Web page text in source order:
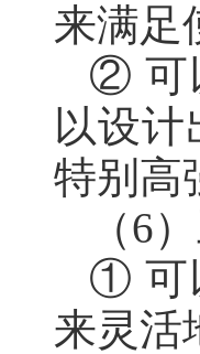
来满足
② 可
以设
特别高
（6
① 可
来灵活